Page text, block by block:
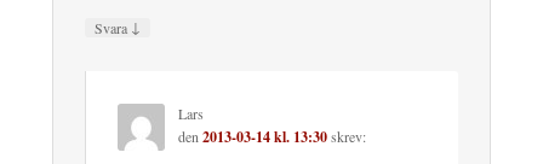
Svara ↓
Lars
den2013-03-14 kl. 13:30skrev: